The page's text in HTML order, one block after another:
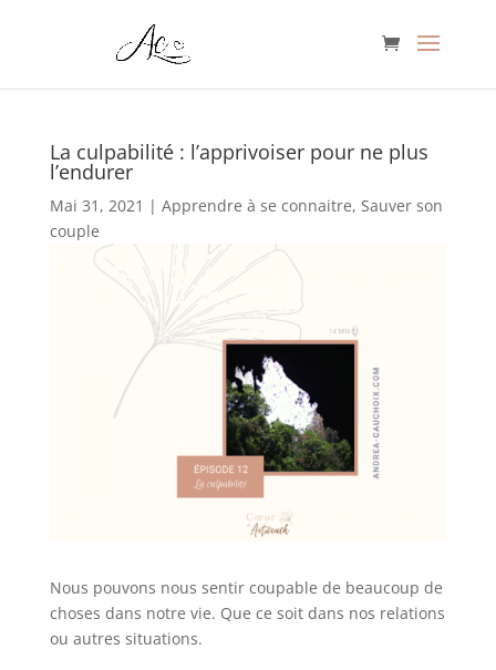
La culpabilité : l’apprivoiser pour ne plus
l’endurer
Mai 31, 2021 | Apprendre à se connaitre, Sauver son
couple
Nous pouvons nous sentir coupable de beaucoup de
choses dans notre vie. Que ce soit dans nos relations
ou autres situations.